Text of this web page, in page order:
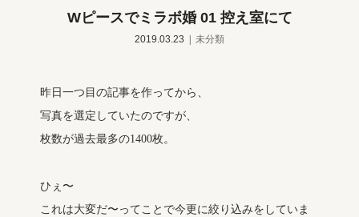
Wピースでミラボ婚 01 控え室にて
2019.03.23 未分類
昨日一つ目の記事を作ってから、
写真を選定していたのですが、
枚数が過去最多の1400枚。
ひぇ〜
これは大変だ〜ってことで今更に絞り込みをしていま